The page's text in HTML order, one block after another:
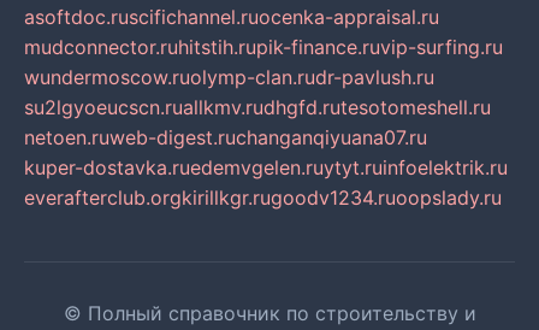
asoftdoc.ruscifichannel.ruocenka-appraisal.ru
mudconnector.ruhitstih.rupik-finance.ruvip-surfing.ru
wundermoscow.ruolymp-clan.rudr-pavlush.ru
su2lgyoeucscn.ruallkmv.rudhgfd.rutesotomeshell.ru
netoen.ruweb-digest.ruchanganqiyuana07.ru
kuper-dostavka.ruedemvgelen.ruytyt.ruinfoelektrik.ru
everafterclub.orgkirillkgr.rugoodv1234.ruoopslady.ru
© Полный справочник по строительству и